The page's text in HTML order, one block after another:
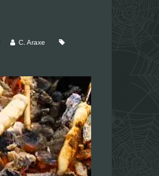
C. Araxe